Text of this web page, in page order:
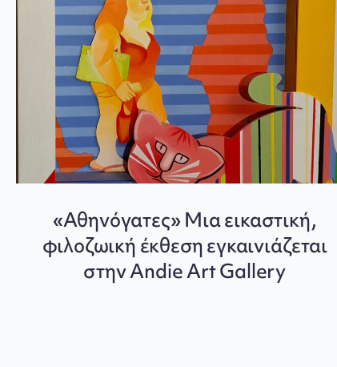
«Αθηνόγατες» Μια εικαστική,
φιλοζωική έκθεση εγκαινιάζεται
στην Andie Art Gallery